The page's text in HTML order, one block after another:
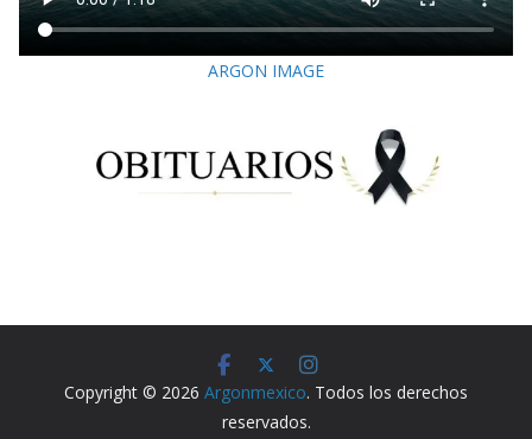
ARGON IMAGE
Copyright © 2026 Argonmexico. Todos los derechos
reservados.